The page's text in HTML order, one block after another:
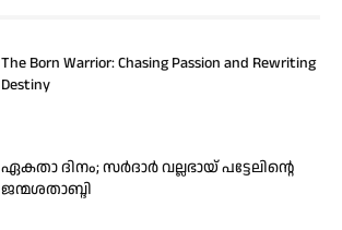
The Born Warrior: Chasing Passion and Rewriting
Destiny
ഏകതാ ദിനം; സർദാർ വല്ലഭായ് പട്ടേലിന്റെ
ജന്മശതാബ്ദി